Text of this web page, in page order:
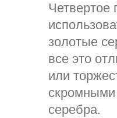
Четвертое
золотые
все это
или
скромными
серебра.